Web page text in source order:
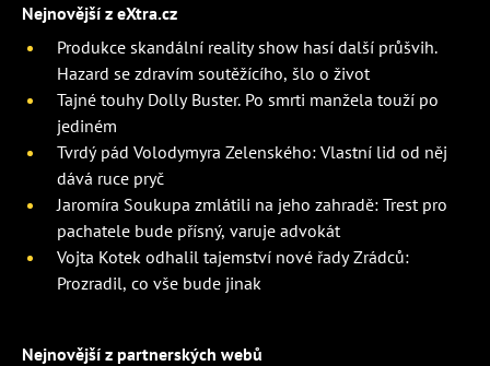
Nejnovější z eXtra.cz
Produkce skandální reality show hasí další průšvih.
Hazard se zdravím soutěžícího, šlo o život
Tajné touhy Dolly Buster. Po smrti manžela touží po
jediném
Tvrdý pád Volodymyra Zelenského: Vlastní lid od něj
dává ruce pryč
Jaromíra Soukupa zmlátili na jeho zahradě: Trest pro
pachatele bude přísný, varuje advokát
Vojta Kotek odhalil tajemství nové řady Zrádců:
Prozradil, co vše bude jinak
Nejnovější z partnerských webů